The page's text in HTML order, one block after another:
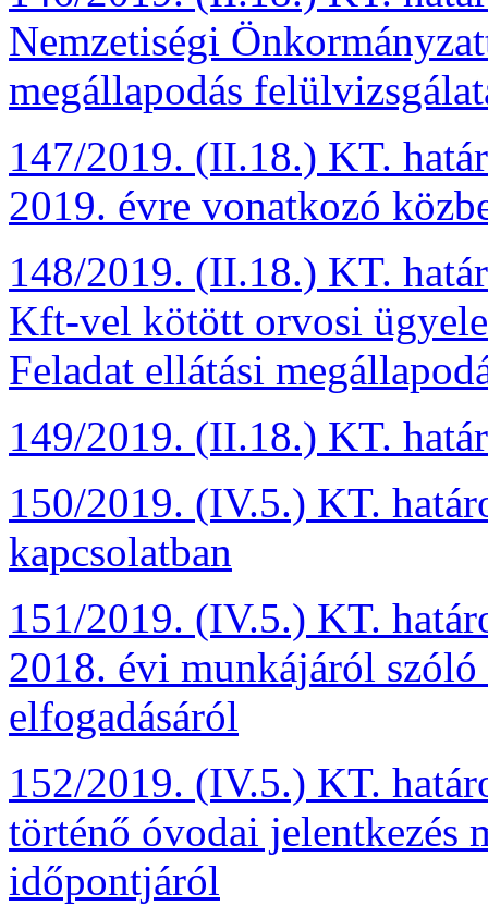
Nemzetiségi
megállapodás
147/2019. (II.18.) KT.
2019. évre vonatkozó
148/2019. (II.18.) KT.
Kft-vel kötött orvosi
Feladat ellátási
149/2019. (II.18.) KT.
150/2019. (IV.5.) KT.
kapcsolatban
151/2019. (IV.5.) KT.
2018. évi munkájáról szóló
elfogadásáról
152/2019. (IV.5.) KT.
történő óvodai jelentkezés
időpontjáról